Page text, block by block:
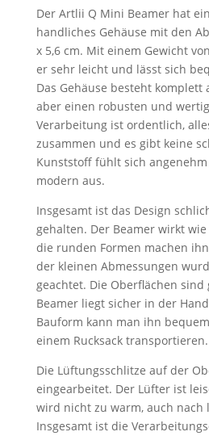
Der Artlii Q Mini Beamer hat
handliches Gehäuse mit den
x 5,6 cm. Mit einem Gewicht
er sehr leicht und lässt sich
Das Gehäuse besteht komplett
aber einen robusten und
Verarbeitung ist ordentlich,
zusammen und es gibt keine
Kunststoff fühlt sich
modern aus.
Insgesamt ist das Design
gehalten. Der Beamer wirkt
die runden Formen machen
der kleinen Abmessungen
geachtet. Die Oberflächen
Beamer liegt sicher in der
Bauform kann man ihn
einem Rucksack transportieren.
Die Lüftungsschlitze auf der
eingearbeitet. Der Lüfter ist
wird nicht zu warm, auch nach
Insgesamt ist die